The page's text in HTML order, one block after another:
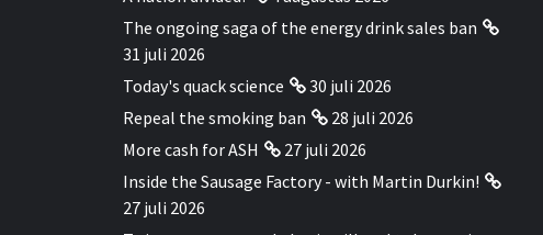
The ongoing saga of the energy drink sales ban
31 juli 2026
Today's quack science
30 juli 2026
Repeal the smoking ban
28 juli 2026
More cash for ASH
27 juli 2026
Inside the Sausage Factory - with Martin Durkin!
27 juli 2026